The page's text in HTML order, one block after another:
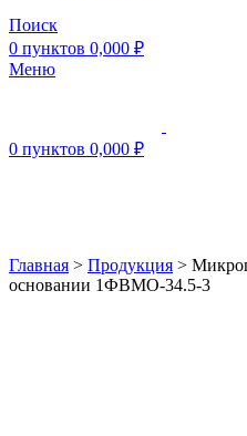
Поиск
0 пунктов 0,000 ₽
Меню
0 пунктов 0,000 ₽
Главная > Продукция >
основании 1ФВМO-34.5-3